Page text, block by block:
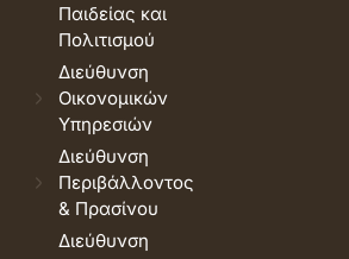
Παιδείας και
Πολιτισμού
Διεύθυνση
Οικονομικών
Υπηρεσιών
Διεύθυνση
Περιβάλλοντος
& Πρασίνου
Διεύθυνση